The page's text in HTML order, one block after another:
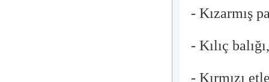
- Kızarmış
- Kılıç
- Kırmızı